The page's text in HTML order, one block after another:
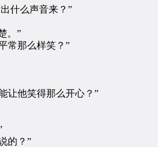
什么声音来？”
。”
常那么样笑？”
他笑得那么开心？”
的？”